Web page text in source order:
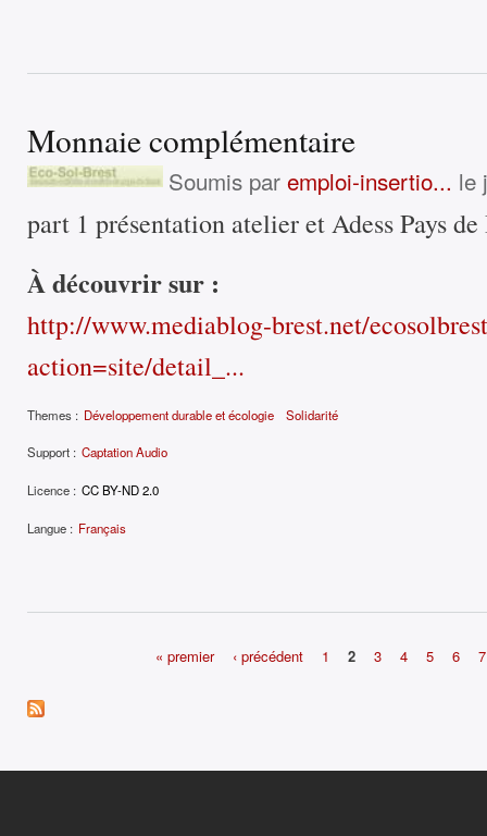
Monnaie complémentaire
Soumis par emploi-insertio... le
part 1 présentation atelier et Adess Pays de
À découvrir sur :
http://www.mediablog-brest.net/
action=site/detail_...
Themes : Développement durable et écologie Solidarité
Support : Captation Audio
Licence : CC BY-ND 2.0
Langue : Français
« premier ‹ précédent 1 2 3 4 5 6 7